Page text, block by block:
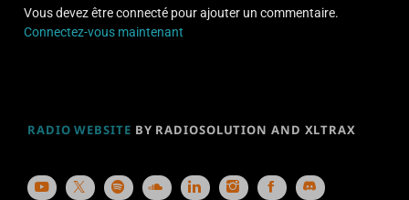
Vous devez être connecté pour ajouter un commentaire.
Connectez-vous maintenant
RADIO WEBSITE BY RADIOSOLUTION AND XLTRAX